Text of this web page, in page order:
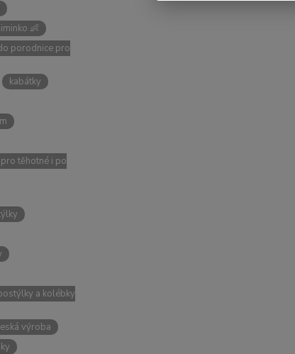
👶
porodnice pro
kabátky
těhotné i po
a kolébky
výroba